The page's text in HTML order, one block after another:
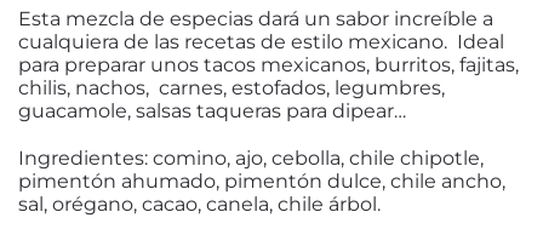
Esta mezcla de especias dará un sabor increíble a
cualquiera de las recetas de estilo mexicano. Ideal
para preparar unos tacos mexicanos, burritos, fajitas,
chilis, nachos, carnes, estofados, legumbres,
guacamole, salsas taqueras para dipear…
Ingredientes: comino, ajo, cebolla, chile chipotle,
pimentón ahumado, pimentón dulce, chile ancho,
sal, orégano, cacao, canela, chile árbol.